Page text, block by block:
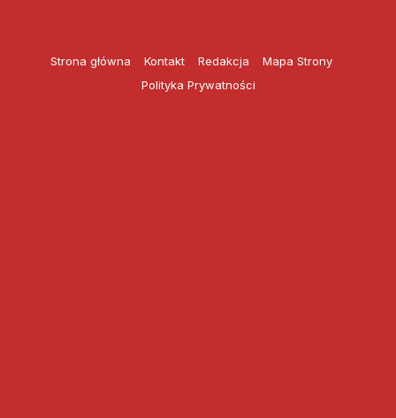
Strona główna Kontakt Redakcja
Mapa Strony
Polityka Prywatności